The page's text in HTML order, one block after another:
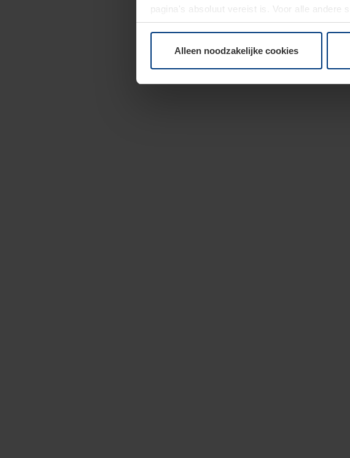
pagina's absoluut vereist is. Voor alle andere
moment bij de uitleg van de cookies op
Alleen noodzakelijke cookies